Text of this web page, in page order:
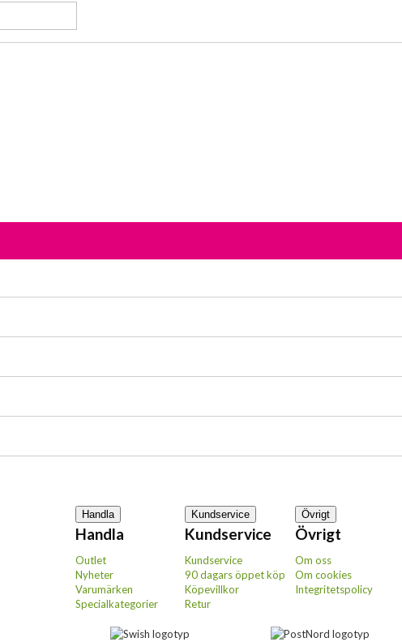
Handla
Handla
Outlet
Nyheter
Varumärken
Specialkategorier
Kundservice
Kundservice
Kundservice
90 dagars öppet köp
Köpevillkor
Retur
Övrigt
Övrigt
Om oss
Om cookies
Integritetspolicy